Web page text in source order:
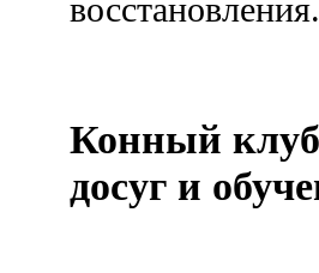
восстановления.
Конный
досуг и